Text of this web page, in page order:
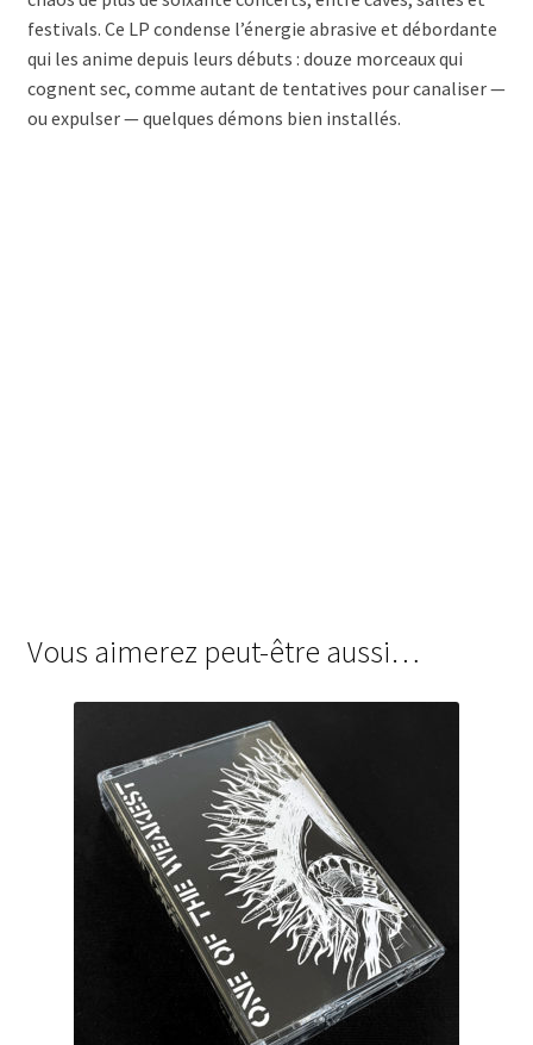
festivals. Ce LP condense l’énergie abrasive et débordante
qui les anime depuis leurs débuts : douze morceaux qui
cognent sec, comme autant de tentatives pour canaliser —
ou expulser — quelques démons bien installés.
Vous aimerez peut-être aussi…